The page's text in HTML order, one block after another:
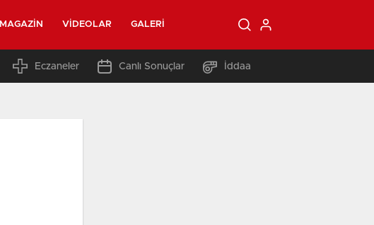
MAGAZIN VIDEOLAR GALERI
Eczaneler Canlı Sonuçlar İddaa